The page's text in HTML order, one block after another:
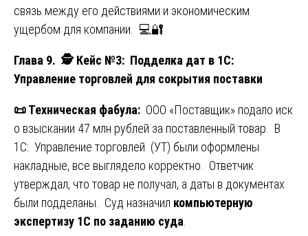
связь между его действиями и экономическим
ущербом для компании. 💻🔐
Глава 9. 🕵️ Кейс №3: Подделка дат в 1С:
Управление торговлей для сокрытия поставки
📜Техническая фабула: ООО «Поставщик» подало иск
о взыскании 47 млн рублей за поставленный товар. В
1С: Управление торговлей (УТ) были оформлены
накладные, все выглядело корректно. Ответчик
утверждал, что товар не получал, а даты в документах
были подделаны. Суд назначил компьютерную
экспертизу 1С по заданию суда